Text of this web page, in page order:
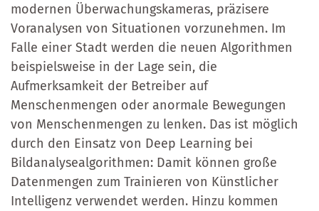
modernen Überwachungskameras, präzisere
Voranalysen von Situationen vorzunehmen. Im
Falle einer Stadt werden die neuen Algorithmen
beispielsweise in der Lage sein, die
Aufmerksamkeit der Betreiber auf
Menschenmengen oder anormale Bewegungen
von Menschenmengen zu lenken. Das ist möglich
durch den Einsatz von Deep Learning bei
Bildanalysealgorithmen: Damit können große
Datenmengen zum Trainieren von Künstlicher
Intelligenz verwendet werden. Hinzu kommen